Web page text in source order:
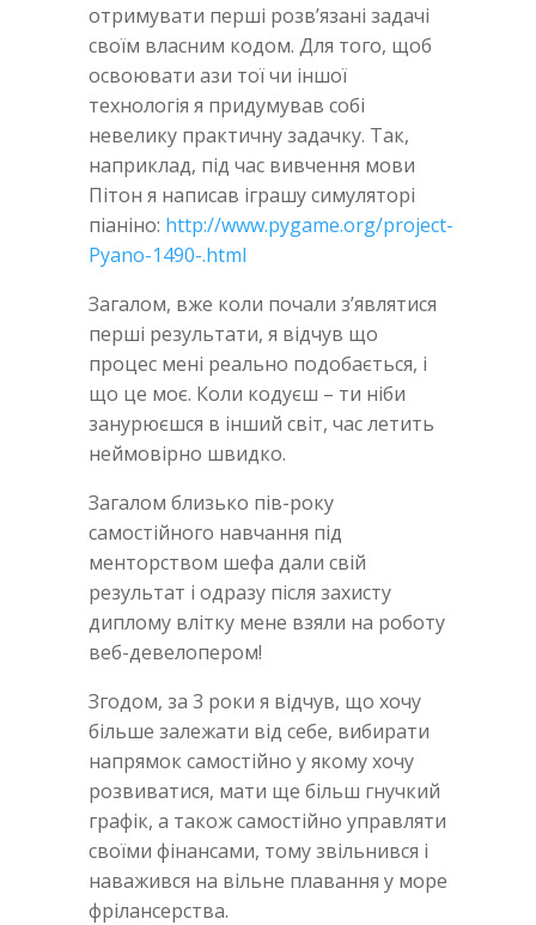
отримувати перші розв’язані задачі
своїм власним кодом. Для того, щоб
освоювати ази тої чи іншої
технологія я придумував собі
невелику практичну задачку. Так,
наприклад, під час вивчення мови
Пітон я написав іграшу симуляторі
піаніно: http://www.pygame.org/project-
Pyano-1490-.html
Загалом, вже коли почали з’являтися
перші результати, я відчув що
процес мені реально подобається, і
що це моє. Коли кодуєш – ти ніби
занурюєшся в інший світ, час летить
неймовірно швидко.
Загалом близько пів-року
самостійного навчання під
менторством шефа дали свій
результат і одразу після захисту
диплому влітку мене взяли на роботу
веб-девелопером!
Згодом, за 3 роки я відчув, що хочу
більше залежати від себе, вибирати
напрямок самостійно у якому хочу
розвиватися, мати ще більш гнучкий
графік, а також самостійно управляти
своїми фінансами, тому звільнився і
наважився на вільне плавання у море
фрілансерства.